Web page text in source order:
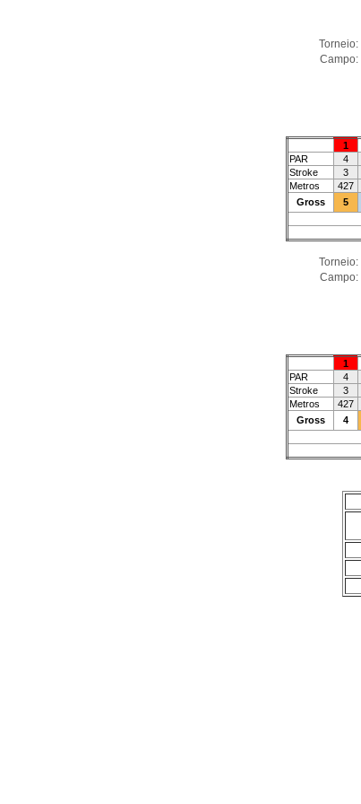
Torneio:
Campo:
1
PAR
4
Stroke
3
Metros
427
Gross
5
Torneio:
Campo:
1
PAR
4
Stroke
3
Metros
427
Gross
4